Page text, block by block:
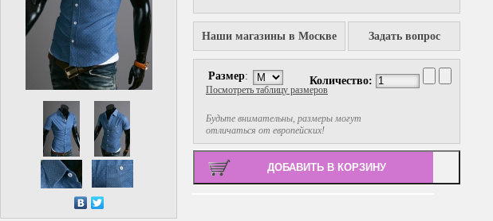
Наши магазины в Москве Задать вопрос
Размер:
Будьте внимательны, размеры могут
отличаться от европейских!
Посмотреть таблицу размеров
Количество: